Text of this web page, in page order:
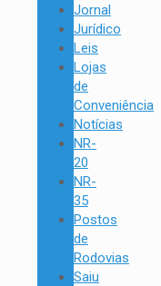
Jornal
Jurídico
Leis
Lojas
de
Conveniência
Notícias
NR-
20
NR-
35
Postos
de
Rodovias
Saiu